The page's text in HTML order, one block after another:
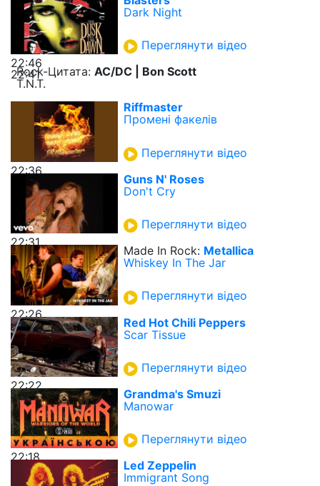
22:46
Dark Night
Переглянути відео
22:41
Rock-Цитата: AC/DC | Bon Scott
T.N.T.
22:36
Riffmaster
Промені факелів
Переглянути відео
22:31
Guns N' Roses
Don't Cry
Переглянути відео
22:26
Made In Rock: Metallica
Whiskey In The Jar
Переглянути відео
22:22
Red Hot Chili Peppers
Scar Tissue
Переглянути відео
22:18
Grandma's Smuzi
Manowar
Переглянути відео
Led Zeppelin
Immigrant Song